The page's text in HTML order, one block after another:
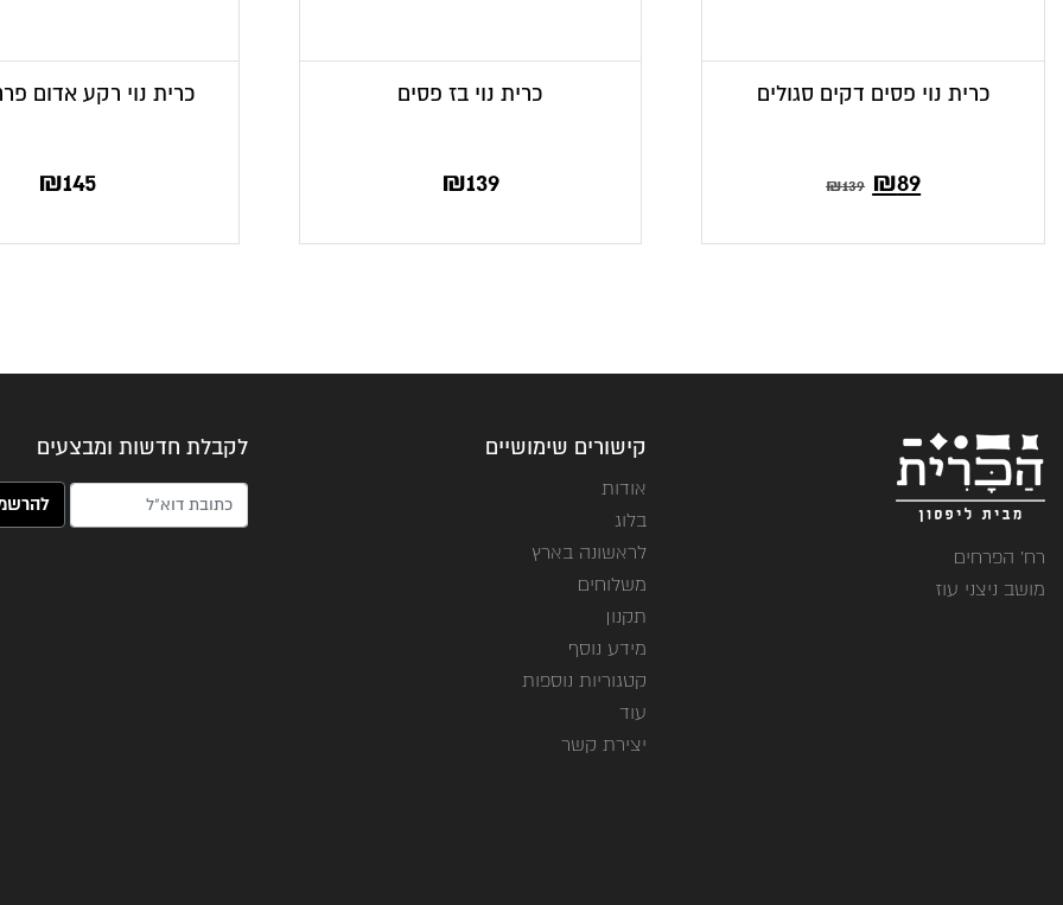
כרית נוי פסים דקים סגולים
₪139 ₪89
כרית נוי בז פסים
₪139
כרית נוי רקע אדום
₪145
רח' הפרחים
מושב ניצני עוז
קישורים שימושיים
אודות
בלוג
לראשונה בארץ
משלוחים
תקנון
מידע נוסף
קטגוריות נוספות
עוד
יצירת קשר
לקבלת חדשות ומבצעים
האימייל שלך (חובה)